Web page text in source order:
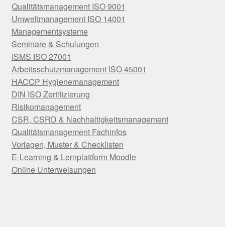
Qualitätsmanagement ISO 9001
Umweltmanagement ISO 14001
Managementsysteme
Seminare & Schulungen
ISMS ISO 27001
Arbeitsschutzmanagement ISO 45001
HACCP Hygienemanagement
DIN ISO Zertifizierung
Risikomanagement
CSR, CSRD & Nachhaltigkeitsmanagement
Qualitätsmanagement Fachinfos
Vorlagen, Muster & Checklisten
E-Learning & Lernplattform Moodle
Online Unterweisungen